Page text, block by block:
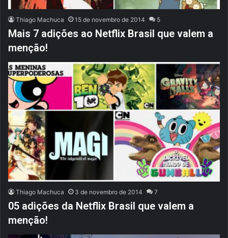
Thiago Machuca 15 de novembro de 2014 5
Mais 7 adições ao Netflix Brasil que valem a
menção!
Thiago Machuca 3 de novembro de 2014 7
05 adições da Netflix Brasil que valem a
menção!